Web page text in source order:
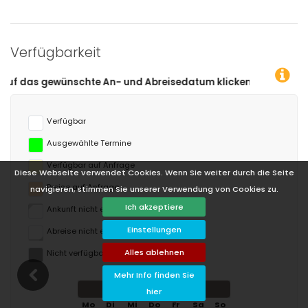
Diese Webseite verwendet Cookies. Wenn Sie weiter durch die Seite
navigieren, stimmen Sie unserer Verwendung von Cookies zu.
Ich akzeptiere
Einstellungen
Alles ablehnen
Mehr Info finden Sie
hier
Verfügbarkeit
klicken!
Verfügbar
Ausgewählte Termine
Verfügbar auf Anfrage
Preise auf Anfrage
Ankunft nicht erlaubt
Abreise nicht erlaubt
Nicht verfügbar
August 2026
Mo
Di Mi Do Fr Sa So